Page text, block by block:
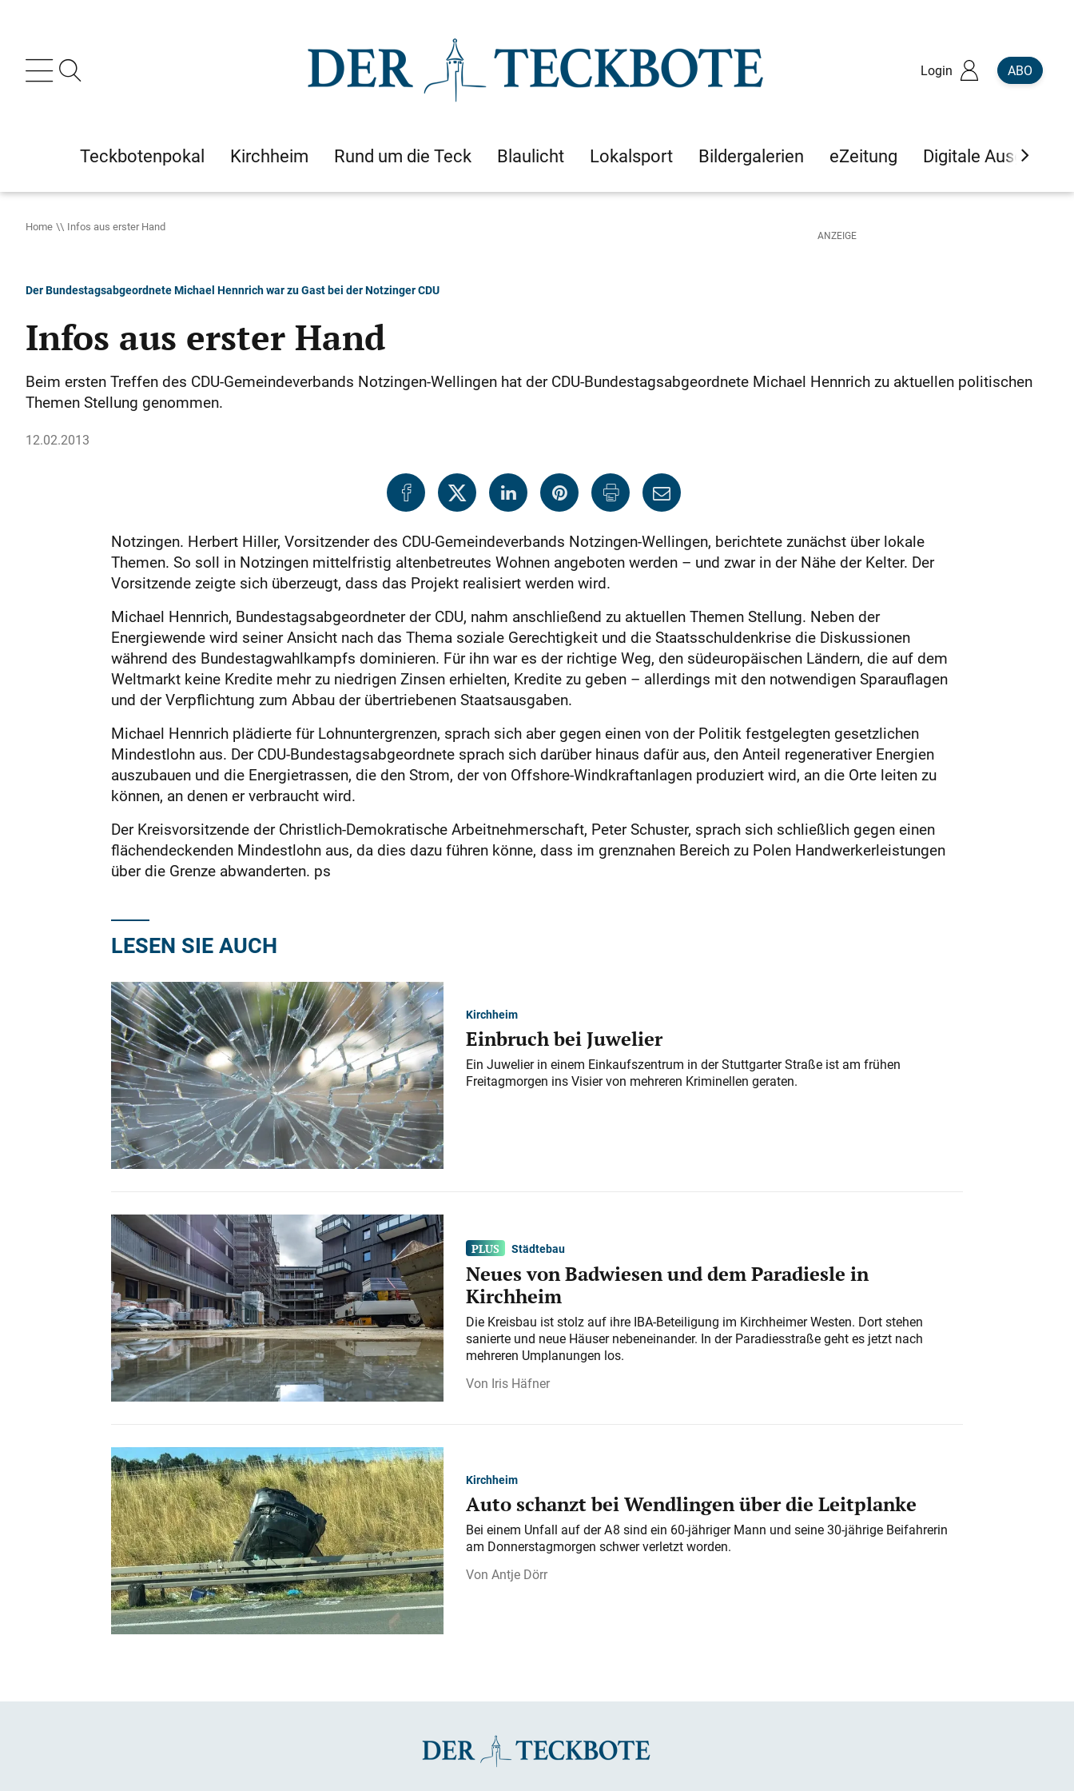
Login ABO
Teckbotenpokal Kirchheim Rund um die Teck Blaulicht Lokalsport Bildergalerien eZeitung Digitale Ausgaben
Home Infos aus erster Hand
Der Bundestagsabgeordnete Michael Hennrich war zu Gast bei der Notzinger CDU
Infos aus erster Hand
Beim ersten Treffen des CDU-Gemeindeverbands Notzingen-Wellingen hat der CDU-Bundestagsabgeordnete Michael Hennrich zu aktuellen politischen
Themen Stellung genommen.
12.02.2013
Notzingen. Herbert Hiller, Vorsitzender des CDU-Gemeindeverbands Notzingen-Wellingen, berichtete zunächst über lokale
Themen. So soll in Notzingen mittelfristig altenbetreutes Wohnen angeboten werden – und zwar in der Nähe der Kelter. Der
Vorsitzende zeigte sich überzeugt, dass das Projekt realisiert werden wird.
Michael Hennrich, Bundestagsabgeordneter der CDU, nahm anschließend zu aktuellen Themen Stellung. Neben der
Energiewende wird seiner Ansicht nach das Thema soziale Gerechtigkeit und die Staatsschuldenkrise die Diskussionen
während des Bundestagwahlkampfs dominieren. Für ihn war es der richtige Weg, den südeuropäischen Ländern, die auf dem
Weltmarkt keine Kredite mehr zu niedrigen Zinsen erhielten, Kredite zu geben – allerdings mit den notwendigen Sparauflagen
und der Verpflichtung zum Abbau der übertriebenen Staatsausgaben.
Michael Hennrich plädierte für Lohnuntergrenzen, sprach sich aber gegen einen von der Politik festgelegten gesetzlichen
Mindestlohn aus. Der CDU-Bundestagsabgeordnete sprach sich darüber hinaus dafür aus, den Anteil regenerativer Energien
auszubauen und die Energietrassen, die den Strom, der von Offshore-Windkraftanlagen produziert wird, an die Orte leiten zu
können, an denen er verbraucht wird.
Der Kreisvorsitzende der Christlich-Demokratische Arbeitnehmerschaft, Peter Schuster, sprach sich schließlich gegen einen
flächendeckenden Mindestlohn aus, da dies dazu führen könne, dass im grenznahen Bereich zu Polen Handwerkerleistungen
über die Grenze abwanderten. ps
LESEN SIE AUCH
Kirchheim
Einbruch bei Juwelier
Ein Juwelier in einem Einkaufszentrum in der Stuttgarter Straße ist am frühen
Freitagmorgen ins Visier von mehreren Kriminellen geraten.
Städtebau
Neues von Badwiesen und dem Paradiesle in
Kirchheim
Die Kreisbau ist stolz auf ihre IBA-Beteiligung im Kirchheimer Westen. Dort stehen
sanierte und neue Häuser nebeneinander. In der Paradiesstraße geht es jetzt nach
mehreren Umplanungen los.
Iris Häfner
Kirchheim
Auto schanzt bei Wendlingen über die Leitplanke
Bei einem Unfall auf der A 8 sind ein 60-jähriger Mann und seine 30-jährige Beifahrerin
am Donnerstagmorgen schwer verletzt worden.
Antje Dörr